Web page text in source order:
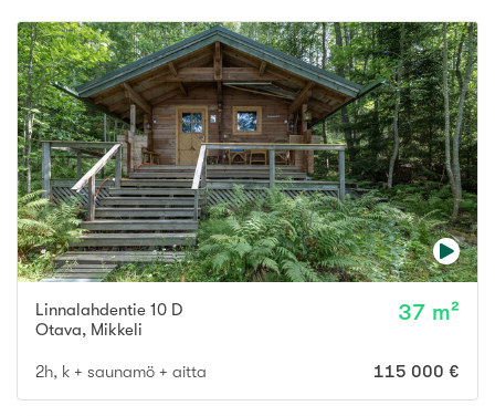
Linnalahdentie 10 D
Otava, Mikkeli
37 m²
2h, k + saunamö + aitta 115 000 €